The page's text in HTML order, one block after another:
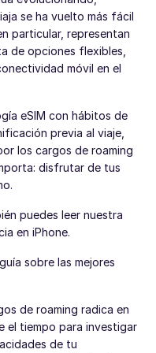
se ha vuelto más fácil
particular, representan
de opciones flexibles,
móvil en el
eSIM con hábitos de
previa al viaje,
los cargos de roaming
disfrutar de tus
puedes leer nuestra
en iPhone.
sobre las mejores
de roaming radica en
el tiempo para investigar
de tu